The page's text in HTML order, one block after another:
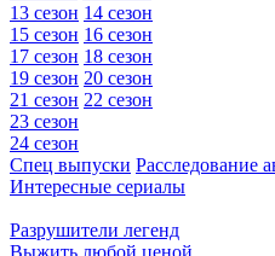
13 сезон 14 сезон
15 сезон 16 сезон
17 сезон 18 сезон
19 сезон 20 сезон
21 сезон 22 сезон
23 сезон
24 сезон
Спец выпуски Расследование
Интересные сериалы
Разрушители легенд
Выжить любой ценой